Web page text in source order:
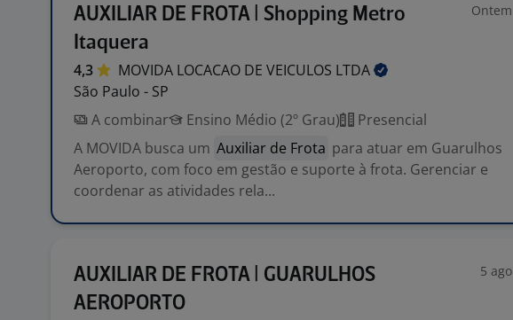
AUXILIAR DE FROTA | Shopping Metro
Itaquera
Ontem
4,3 MOVIDA LOCACAO DE VEICULOS LTDA
São Paulo - SP
A combinar
Ensino Médio (2º Grau)
Presencial
A MOVIDA busca um Auxiliar de Frota para atuar em Guarulhos
Aeroporto, com foco em gestão e suporte à frota. Gerenciar e
coordenar as atividades rela...
AUXILIAR DE FROTA | GUARULHOS
AEROPORTO
5 ago